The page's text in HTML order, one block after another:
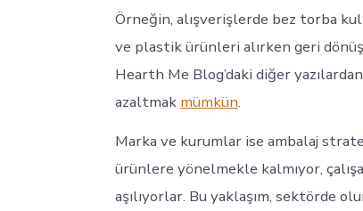
Örneğin, alışverişlerde bez torba
ve plastik ürünleri alırken geri
Hearth Me Blog’daki diğer
azaltmak mümkün.
Marka ve kurumlar ise ambalaj
ürünlere yönelmekle kalmıyor,
aşılıyorlar. Bu yaklaşım, sektörde